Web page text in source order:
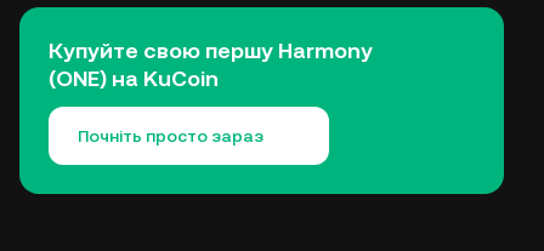
Купуйте свою першу Harmony
(ONE) на KuCoin
Почніть просто зараз